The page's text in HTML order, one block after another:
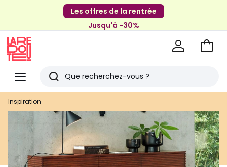
Les offres de la rentrée
Jusqu'à -30%
Menu
Redoute
Rechercher
Derniers
articles
vus
Aller
Inspiration